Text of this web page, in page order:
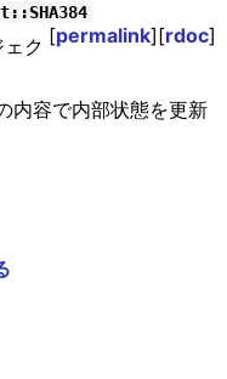
[permalink][rdoc]
ク
内容で内部状態を更新